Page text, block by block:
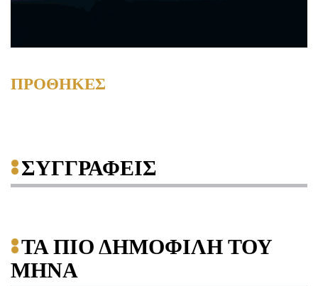
ΠΡΟΘΗΚΕΣ
ΣΥΓΓΡΑΦΕΙΣ
ΤΑ ΠΙΟ ΔΗΜΟΦΙΛΗ ΤΟΥ
ΜΗΝΑ